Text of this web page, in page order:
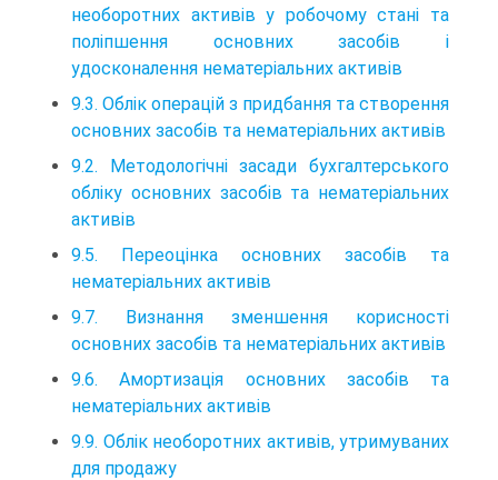
необоротних активів у робочому стані та
поліпшення основних засобів і
удосконалення нематеріальних активів
9.3. Облік операцій з придбання та створення
основних засобів та нематеріальних активів
9.2. Методологічні засади бухгалтерського
обліку основних засобів та нематеріальних
активів
9.5. Переоцінка основних засобів та
нематеріальних активів
9.7. Визнання зменшення корисності
основних засобів та нематеріальних активів
9.6. Амортизація основних засобів та
нематеріальних активів
9.9. Облік необоротних активів, утримуваних
для продажу